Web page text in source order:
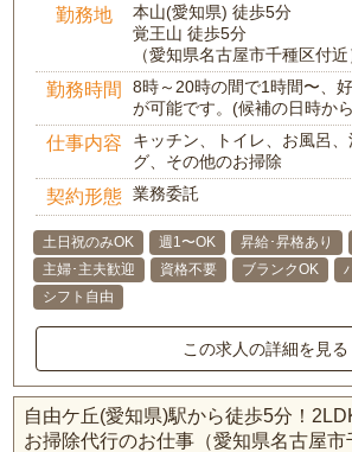
勤務地
本山(愛知県) 徒歩5分
覚王山 徒歩5分
（愛知県名古屋市千種区付近
勤務時間
8時～20時の間で1時間〜、
が可能です。(候補の日時か
仕事内容
キッチン、トイレ、お風呂
グ、その他のお掃除
契約形態 業務委託
土日祝のみOK 週1〜OK 昇給･昇格あり
主婦･主夫歓迎
資格不要 ブランクOK
シフト自由
この求人の詳細を見る
自由ケ丘(愛知県)駅から徒歩5分！
お掃除代行のお仕事（愛知県名古屋市